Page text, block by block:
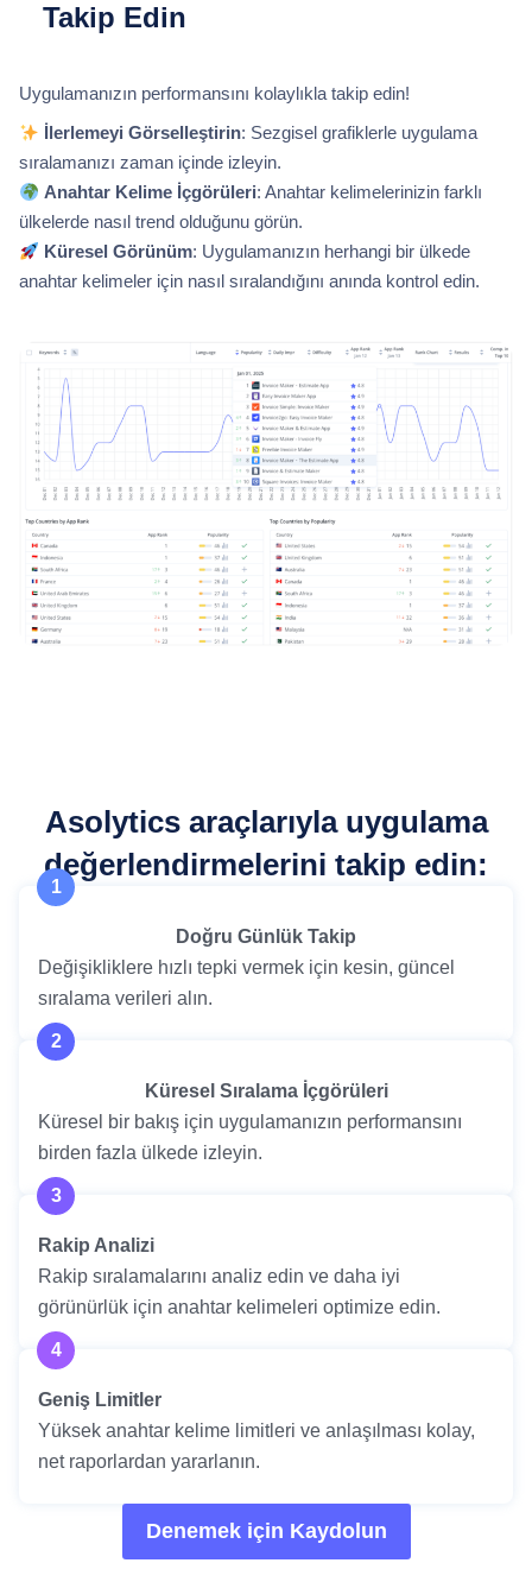
Takip Edin
Uygulamanızın performansını kolaylıkla takip edin!
İlerlemeyi Görselleştirin: Sezgisel grafiklerle uygulama
sıralamanızı zaman içinde izleyin.
Anahtar Kelime İçgörüleri: Anahtar kelimelerinizin farklı
ülkelerde nasıl trend olduğunu görün.
Küresel Görünüm: Uygulamanızın herhangi bir ülkede
anahtar kelimeler için nasıl sıralandığını anında kontrol edin.
Asolytics araçlarıyla uygulama
değerlendirmelerini takip edin:
1
Doğru Günlük Takip
Değişikliklere hızlı tepki vermek için kesin, güncel
sıralama verileri alın.
2
Küresel Sıralama İçgörüleri
Küresel bir bakış için uygulamanızın performansını
birden fazla ülkede izleyin.
3
Rakip Analizi
Rakip sıralamalarını analiz edin ve daha iyi
görünürlük için anahtar kelimeleri optimize edin.
4
Geniş Limitler
Yüksek anahtar kelime limitleri ve anlaşılması kolay,
net raporlardan yararlanın.
Denemek için Kaydolun